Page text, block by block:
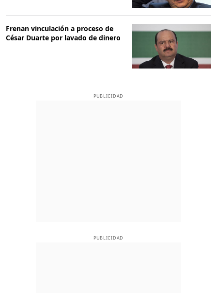
Frenan vinculación a proceso de
César Duarte por lavado de dinero
PUBLICIDAD
PUBLICIDAD